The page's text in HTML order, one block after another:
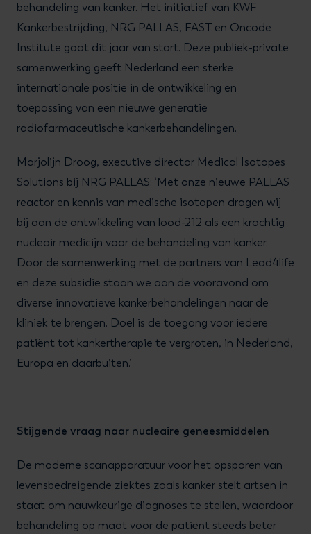
behandeling van kanker. Het initiatief van KWF
Kankerbestrijding, NRG PALLAS, FAST en Oncode
Institute gaat dit jaar van start. Deze publiek-private
samenwerking geeft Nederland een sterke
internationale positie in de ontwikkeling en
toepassing van een nieuwe generatie
radiofarmaceutische kankerbehandelingen.
Marjolijn Droog, executive director Medical Isotopes
Solutions bij NRG PALLAS: ‘Met onze nieuwe PALLAS
reactor en kennis van medische isotopen dragen wij
bij aan de ontwikkeling van lood-212 als een krachtig
nucleair medicijn voor de behandeling van kanker.
Door de samenwerking met de partners van Lead4life
en deze subsidie staan we aan de vooravond om
diverse innovatieve kankerbehandelingen naar de
kliniek te brengen. Doel is de toegang voor iedere
patiënt tot kankertherapie te vergroten, in Nederland,
Europa en daarbuiten.’
Stijgende vraag naar nucleaire geneesmiddelen
De moderne scanapparatuur voor het opsporen van
levensbedreigende ziektes zoals kanker stelt artsen in
staat om nauwkeurige diagnoses te stellen, waardoor
behandeling op maat voor de patiënt steeds beter